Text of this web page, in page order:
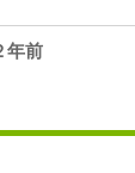
年前